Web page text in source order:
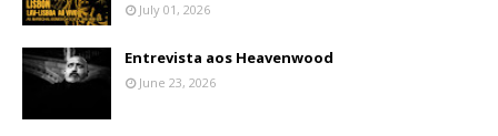
July 01, 2026
Entrevista aos Heavenwood
June 23, 2026